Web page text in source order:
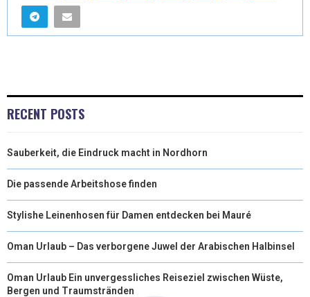
RECENT POSTS
Sauberkeit, die Eindruck macht in Nordhorn
Die passende Arbeitshose finden
Stylishe Leinenhosen für Damen entdecken bei Mauré
Oman Urlaub – Das verborgene Juwel der Arabischen Halbinsel
Oman Urlaub Ein unvergessliches Reiseziel zwischen Wüste,
Bergen und Traumstränden